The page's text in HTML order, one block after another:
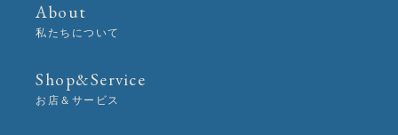
About
私たちについて
Shop&Service
お店＆サービス